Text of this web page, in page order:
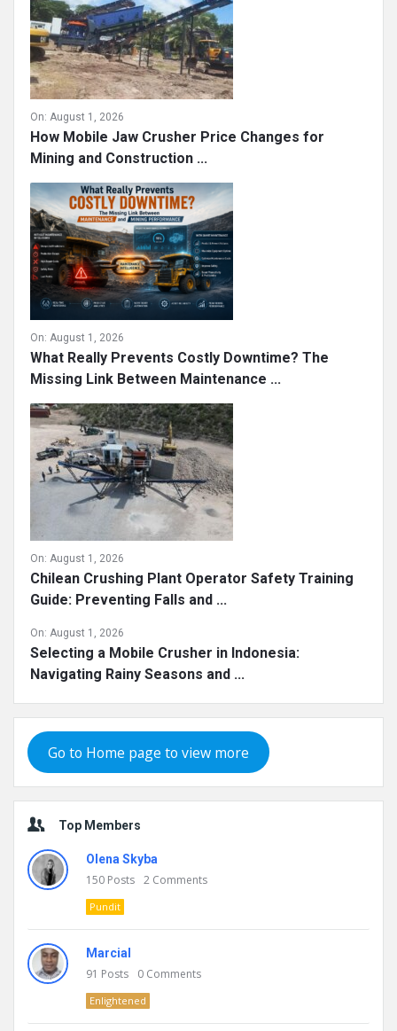
On: August 1, 2026
How Mobile Jaw Crusher Price Changes for
Mining and Construction ...
On: August 1, 2026
What Really Prevents Costly Downtime? The
Missing Link Between Maintenance ...
On: August 1, 2026
Chilean Crushing Plant Operator Safety Training
Guide: Preventing Falls and ...
On: August 1, 2026
Selecting a Mobile Crusher in Indonesia:
Navigating Rainy Seasons and ...
Go to Home page to view more
Top Members
Olena Skyba
150 Posts 2 Comments
Pundit
Marcial
91 Posts 0 Comments
Enlightened